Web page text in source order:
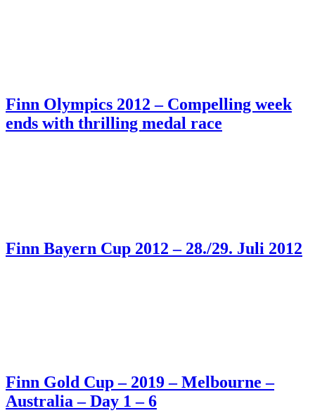
Finn Olympics 2012 – Compelling week
ends with thrilling medal race
Finn Bayern Cup 2012 – 28./29. Juli 2012
Finn Gold Cup – 2019 – Melbourne –
Australia – Day 1 – 6